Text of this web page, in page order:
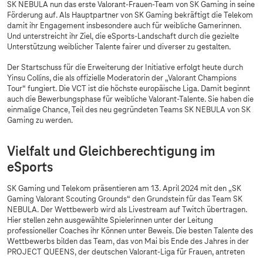
SK NEBULA nun das erste Valorant-Frauen-Team von SK Gaming in seine
Förderung auf. Als Hauptpartner von SK Gaming bekräftigt die Telekom
damit ihr Engagement insbesondere auch für weibliche Gamerinnen.
Und unterstreicht ihr Ziel, die eSports-Landschaft durch die gezielte
Unterstützung weiblicher Talente fairer und diverser zu gestalten.
Der Startschuss für die Erweiterung der Initiative erfolgt heute durch
Yinsu Collins, die als offizielle Moderatorin der „Valorant Champions
Tour“ fungiert. Die VCT ist die höchste europäische Liga. Damit beginnt
auch die Bewerbungsphase für weibliche Valorant-Talente. Sie haben die
einmalige Chance, Teil des neu gegründeten Teams SK NEBULA von SK
Gaming zu werden.
Vielfalt und Gleichberechtigung im
eSports
SK Gaming und Telekom präsentieren am 13. April 2024 mit den „SK
Gaming Valorant Scouting Grounds“ den Grundstein für das Team SK
NEBULA. Der Wettbewerb wird als Livestream auf Twitch übertragen.
Hier stellen zehn ausgewählte Spielerinnen unter der Leitung
professioneller Coaches ihr Können unter Beweis. Die besten Talente des
Wettbewerbs bilden das Team, das von Mai bis Ende des Jahres in der
PROJECT QUEENS, der deutschen Valorant-Liga für Frauen, antreten